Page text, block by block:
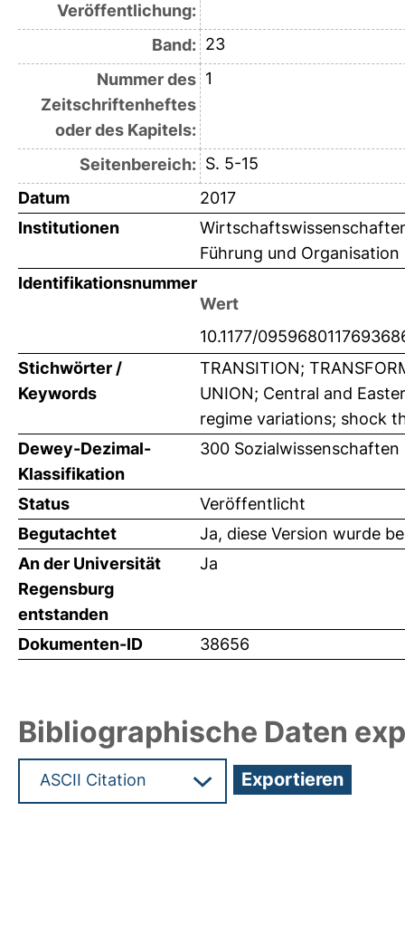
Veröffentlichung:
Band: 23
Nummer des
Zeitschriftenheftes
oder des Kapitels:
1
Seitenbereich: S. 5-15
Datum
2017
Institutionen
Führung und
Identifikationsnummer
Wert
10.1177/
Stichwörter /
Keywords
TRANSITION;
UNION; Central and
regime variations; shock
Dewey-Dezimal-
Klassifikation
300
Status
Veröffentlicht
Begutachtet
Ja, diese Version wurde
An der Universität
Regensburg
entstanden
Ja
Dokumenten-ID 38656
Bibliographische Daten